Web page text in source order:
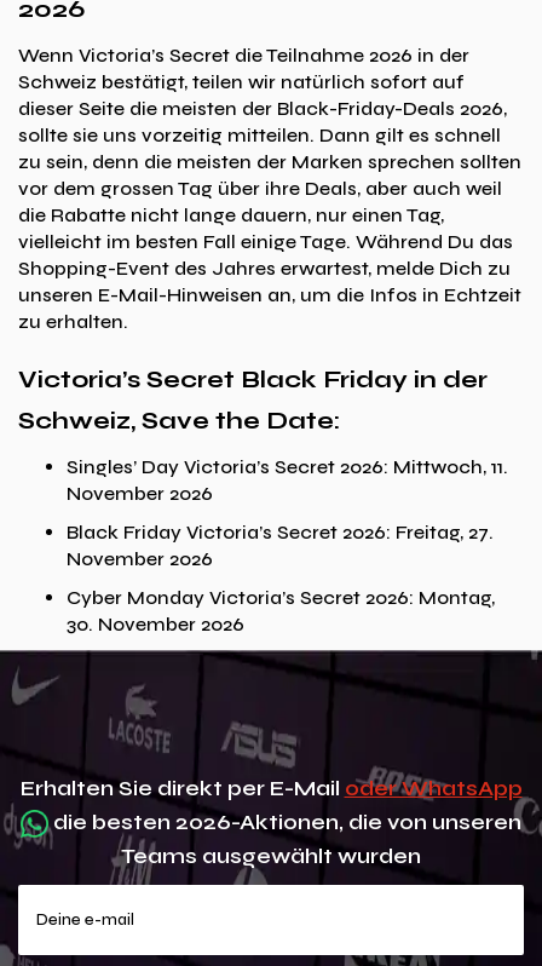
2026
Wenn Victoria’s Secret die Teilnahme 2026 in der
Schweiz bestätigt, teilen wir natürlich sofort auf
dieser Seite die meisten der Black-Friday-Deals 2026,
sollte sie uns vorzeitig mitteilen. Dann gilt es schnell
zu sein, denn die meisten der Marken sprechen sollten
vor dem grossen Tag über ihre Deals, aber auch weil
die Rabatte nicht lange dauern, nur einen Tag,
vielleicht im besten Fall einige Tage. Während Du das
Shopping-Event des Jahres erwartest, melde Dich zu
unseren E-Mail-Hinweisen an, um die Infos in Echtzeit
zu erhalten.
Victoria’s Secret Black Friday in der
Schweiz, Save the Date:
Singles’ Day Victoria’s Secret 2026: Mittwoch, 11.
November 2026
Black Friday Victoria’s Secret 2026: Freitag, 27.
November 2026
Cyber Monday Victoria’s Secret 2026: Montag,
30. November 2026
Erhalten Sie direkt per E-Mail oder WhatsApp
die besten 2026-Aktionen, die von unseren
Teams ausgewählt wurden